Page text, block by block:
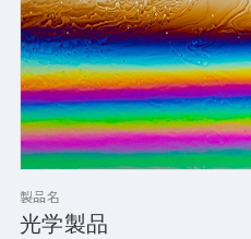
製品名
光学製品